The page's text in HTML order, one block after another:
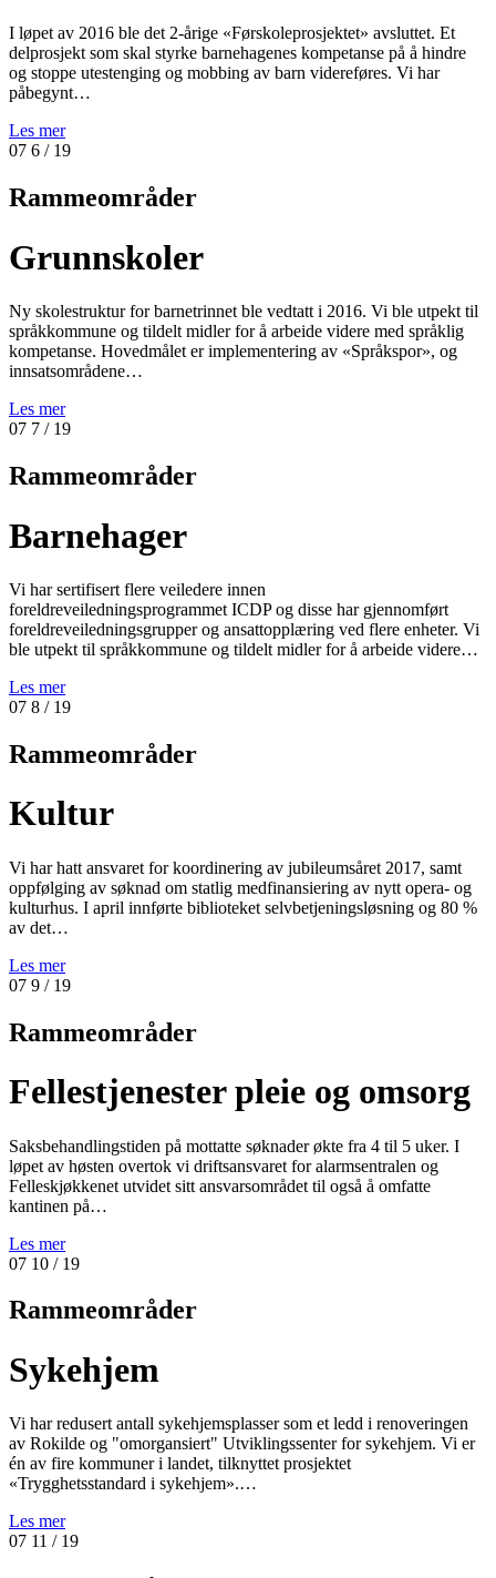
I løpet av 2016 ble det 2-årige «Førskoleprosjektet» avsluttet. Et
delprosjekt som skal styrke barnehagenes kompetanse på å hindre
og stoppe utestenging og mobbing av barn videreføres. Vi har
påbegynt…
Les mer
07 6 / 19
Rammeområder
Grunnskoler
Ny skolestruktur for barnetrinnet ble vedtatt i 2016. Vi ble utpekt til
språkkommune og tildelt midler for å arbeide videre med språklig
kompetanse. Hovedmålet er implementering av «Språkspor», og
innsatsområdene…
Les mer
07 7 / 19
Rammeområder
Barnehager
Vi har sertifisert flere veiledere innen
foreldreveiledningsprogrammet ICDP og disse har gjennomført
foreldreveiledningsgrupper og ansattopplæring ved flere enheter. Vi
ble utpekt til språkkommune og tildelt midler for å arbeide videre…
Les mer
07 8 / 19
Rammeområder
Kultur
Vi har hatt ansvaret for koordinering av jubileumsåret 2017, samt
oppfølging av søknad om statlig medfinansiering av nytt opera- og
kulturhus. I april innførte biblioteket selvbetjeningsløsning og 80 %
av det…
Les mer
07 9 / 19
Rammeområder
Fellestjenester pleie og omsorg
Saksbehandlingstiden på mottatte søknader økte fra 4 til 5 uker. I
løpet av høsten overtok vi driftsansvaret for alarmsentralen og
Felleskjøkkenet utvidet sitt ansvarsområdet til også å omfatte
kantinen på…
Les mer
07 10 / 19
Rammeområder
Sykehjem
Vi har redusert antall sykehjemsplasser som et ledd i renoveringen
av Rokilde og "omorgansiert" Utviklingssenter for sykehjem. Vi er
én av fire kommuner i landet, tilknyttet prosjektet
«Trygghetsstandard i sykehjem».…
Les mer
07 11 / 19